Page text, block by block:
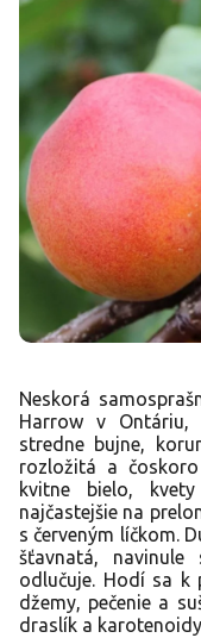
Neskorá
Harrow v Ontáriu,
stredne bujne,
rozložitá a
kvitne bielo,
najčastejšie na
s červeným líčkom.
šťavnatá,
odlučuje. Hodí sa k
džemy, pečenie a
draslík a